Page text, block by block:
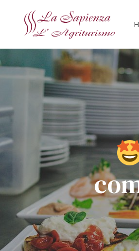
content
Hit enter to search or ESC